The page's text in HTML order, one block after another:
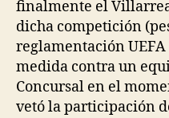
finalmente el
dicha competición
reglamentación
medida contra un
Concursal en el
vetó la participación